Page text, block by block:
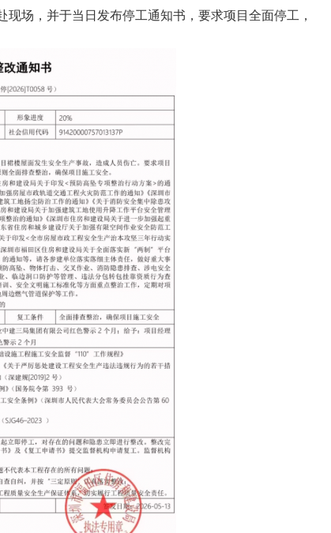
场，并于当日发布停工通知书，要求项目全面停工，